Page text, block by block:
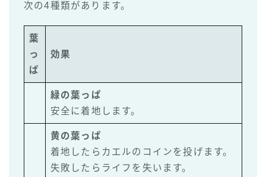
次の4種類があります。
葉
っ
ぱ
効果
緑の葉っぱ
安全に着地します。
黄の葉っぱ
着地したらカエルのコインを投げます。
失敗したらライフを失います。